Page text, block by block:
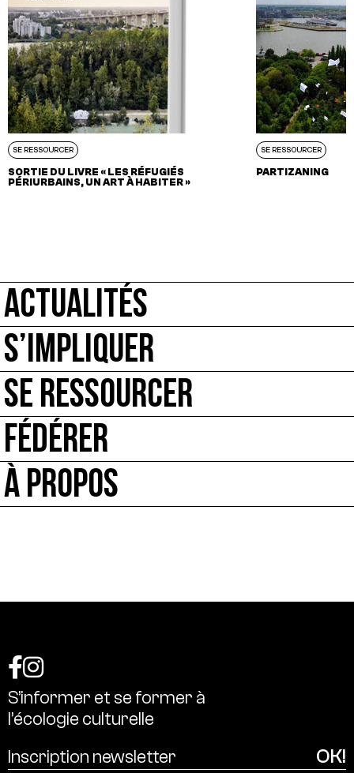
SE RESSOURCER
SORTIE DU LIVRE « LES RÉFUGIÉS
PÉRIURBAINS, UN ART À HABITER »
SE RESSOURCER
PARTIZANING
ACTUALITÉS
S’IMPLIQUER
SE RESSOURCER
FÉDÉRER
À PROPOS
S’informer et se former à
l’écologie culturelle